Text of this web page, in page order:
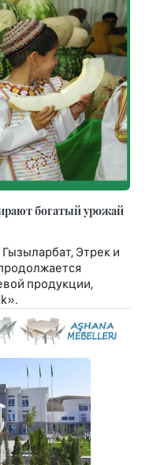
богатый урожай
Этрек и
продукции,